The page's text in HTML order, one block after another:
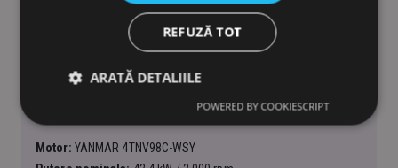
Motor: YANMAR 4TNV98C-WSY
REFUZĂ TOT
ARATĂ DETALIILE
POWERED BY COOKIESCRIPT